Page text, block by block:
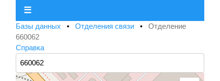
☰
Базы данных • Отделения связи • Отделение
660062
Справка